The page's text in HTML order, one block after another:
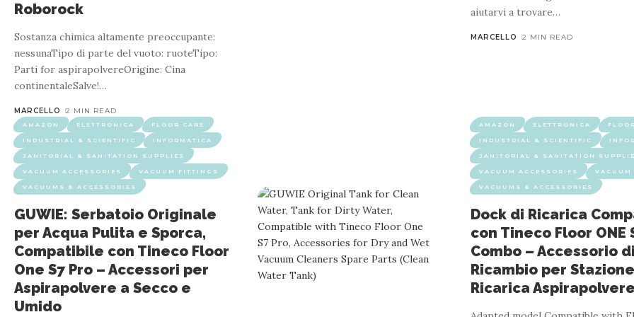
AMAZON
VACUUMS & ACCESSORIES
Dock di Ricarica Compatibile con Tineco Floor ONE S5 Combo – Accessorio di
1 MIN READ
Adapted model Compatible with Floor ONE S5 Combo 1. Applicable model: can be used to replace damaged, defective or
Combo.2. Efficient charging technology: The charging base adopts efficient charging technology, which can
Roborock
Sostanza chimica altamente preoccupante:
nessunaTipo di parte del vuoto: ruoteTipo:
Parti for aspirapolvereOrigine: Cina
continentaleSalve!…
MARCELLO 2 MIN READ
aiutarvi a trovare…
MARCELLO 2 MIN READ
AMAZON ELETTRONICA FLOOR CARE
INDUSTRIAL & SCIENTIFIC INFORMATICA
JANITORIAL & SANITATION SUPPLIES
VACUUM ACCESSORIES VACUUM FITTINGS
VACUUMS & ACCESSORIES
GUWIE: Serbatoio Originale
per Acqua Pulita e Sporca,
Compatibile con Tineco Floor
One S7 Pro – Accessori per
Aspirapolvere a Secco e
Umido
AMAZON ELETTRONICA
INDUSTRIAL & SCIENTIFIC
JANITORIAL & SANITATION
VACUUM ACCESSORIES VACUUM
VACUUMS & ACCESSORIES
Dock di Ricarica
con Tineco Floor ONE
Combo – Accessorio di
Ricambio per
Ricarica Aspirapolvere